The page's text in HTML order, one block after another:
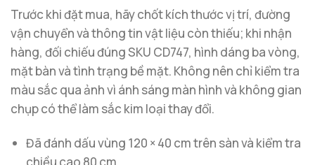
Trước khi đặt mua, hãy chốt kích thước vị trí, đường
vận chuyển và thông tin vật liệu còn thiếu; khi nhận
hàng, đối chiếu đúng SKU CD747, hình dáng ba vòng,
mặt bàn và tình trạng bề mặt. Không nên chỉ kiểm tra
màu sắc qua ảnh vì ánh sáng màn hình và không gian
chụp có thể làm sắc kim loại thay đổi.
Đã đánh dấu vùng 120 × 40 cm trên sàn và kiểm tra
chiều cao 80 cm.